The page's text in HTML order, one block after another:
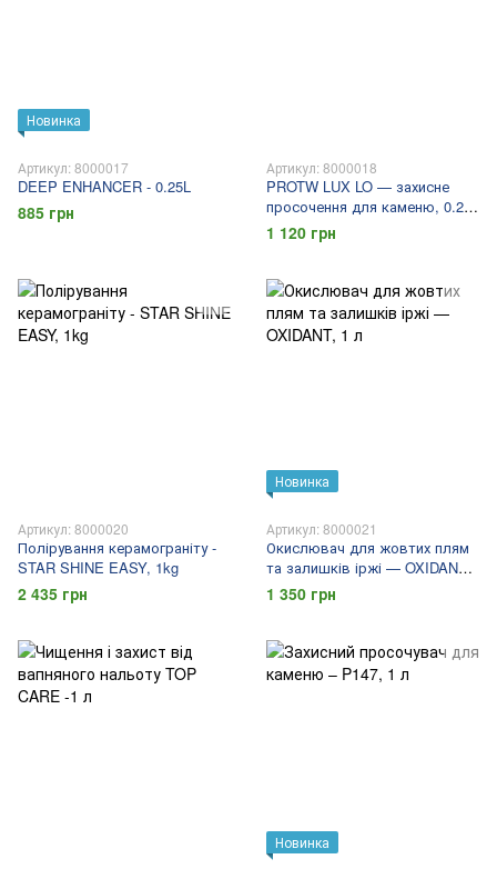
Новинка
Артикул: 8000017
DEEP ENHANCER - 0.25L
885 грн
Артикул: 8000018
PROTW LUX LO — захисне
просочення для каменю, 0.25
л
1 120 грн
Артикул: 8000020
Полірування керамограніту -
STAR SHINE EASY, 1kg
2 435 грн
Новинка
Артикул: 8000021
Окислювач для жовтих плям
та залишків іржі — OXIDANT,
1 л
1 350 грн
Новинка